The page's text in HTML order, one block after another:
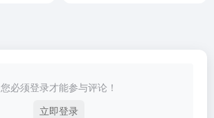
您必须登录才能参与评论！
立即登录